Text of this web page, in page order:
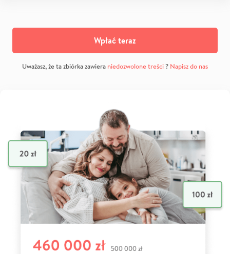
Wpłać teraz
Uważasz, że ta zbiórka zawiera niedozwolone treści? Napisz do nas